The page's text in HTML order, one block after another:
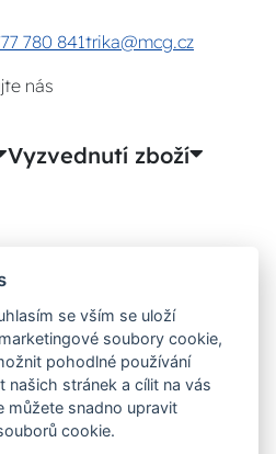
780 841trika@mcg.cz
nás
Vyzvednutí zboží
se vším se uloží
soubory cookie,
pohodlné používání
našich stránek a cílit na vás
můžete snadno upravit
cookie.